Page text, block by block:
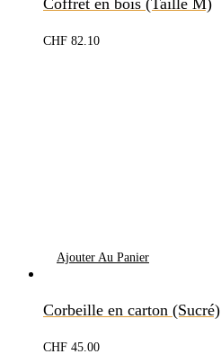
CHF 82.10
Ajouter Au Panier
Corbeille en carton (Sucré)
CHF 45.00